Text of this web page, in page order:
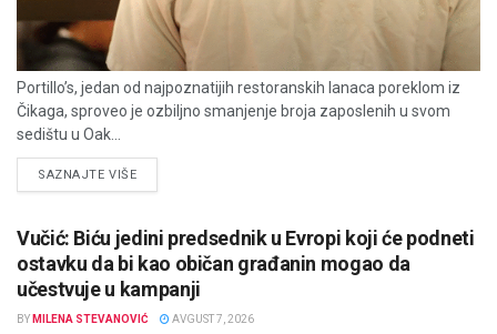
Portillo’s, jedan od najpoznatijih restoranskih lanaca poreklom iz
Čikaga, sproveo je ozbiljno smanjenje broja zaposlenih u svom
sedištu u Oak...
SAZNAJTE VIŠEDETAILS
Vučić: Biću jedini predsednik u Evropi koji će podneti
ostavku da bi kao običan građanin mogao da
učestvuje u kampanji
BY MILENA STEVANOVIĆ AVGUST 7, 2026